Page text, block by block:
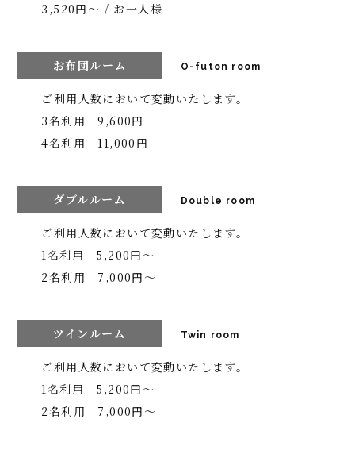
3,520円〜 / お一人様
お布団ルーム O-futon room
ご利用人数において変動いたします。
3名利用 9,600円
4名利用 11,000円
ダブルルーム Double room
ご利用人数において変動いたします。
1名利用 5,200円〜
2名利用 7,000円〜
ツインルーム Twin room
ご利用人数において変動いたします。
1名利用 5,200円〜
2名利用 7,000円〜